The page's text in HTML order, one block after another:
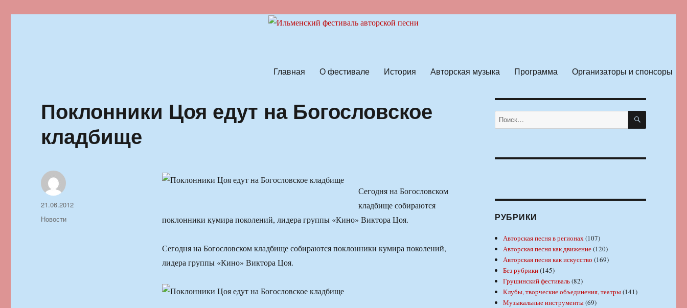
Главная О фестивале История Авторская музыка Программа Организаторы и спонсоры
Поклонники Цоя едут на Богословское
кладбище
Сегодня на Богословском
кладбище собираются
поклонники кумира поколений, лидера группы «Кино» Виктора Цоя.
Сегодня на Богословском кладбище собираются поклонники кумира поколений,
лидера группы «Кино» Виктора Цоя.
Автор
Опубликовано
21.06.2012
Рубрики
Новости
Искать: ПОИСК
РУБРИКИ
Авторская песня в регионах(107)
Авторская песня как движение(120)
Авторская песня как искусство (169)
Без рубрики(145)
Грушинский фестиваль(82)
Клубы, творческие объединения, театры(141)
Музыкальные инструменты(69)